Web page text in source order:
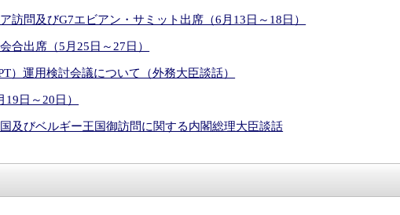
訪問及びG7エビアン・サミット出席（6月13日～18日）
合出席（5月25日～27日）
）運用検討会議について（外務大臣談話）
日～20日）
及びベルギー王国御訪問に関する内閣総理大臣談話